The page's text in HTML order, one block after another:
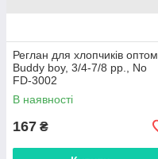
Реглан для хлопчиків оптом,
Buddy boy, 3/4-7/8 рр., No
FD-3002
В наявності
167 ₴